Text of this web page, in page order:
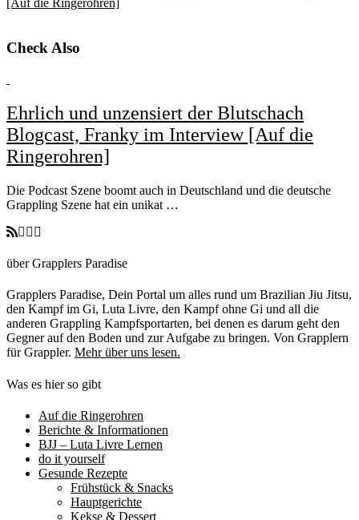
Check Also
Ehrlich und unzensiert der Blutschach
Blogcast, Franky im Interview [Auf die
Ringerohren]
Die Podcast Szene boomt auch in Deutschland und die deutsche
Grappling Szene hat ein unikat …
über Grapplers Paradise
Grapplers Paradise, Dein Portal um alles rund um Brazilian Jiu Jitsu,
den Kampf im Gi, Luta Livre, den Kampf ohne Gi und all die
anderen Grappling Kampfsportarten, bei denen es darum geht den
Gegner auf den Boden und zur Aufgabe zu bringen. Von Grapplern
für Grappler. Mehr über uns lesen.
Was es hier so gibt
Auf die Ringerohren
Berichte & Informationen
BJJ – Luta Livre Lernen
do it yourself
Gesunde Rezepte
Frühstück & Snacks
Hauptgerichte
Kekse & Dessert